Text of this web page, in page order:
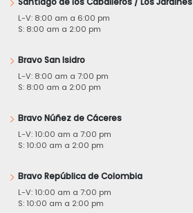
L-V: 8:00 am a 6:00 pm
S: 8:00 am a 2:00 pm
Bravo San Isidro
L-V: 8:00 am a 7:00 pm
S: 8:00 am a 2:00 pm
Bravo Núñez de Cáceres
L-V: 10:00 am a 7:00 pm
S: 10:00 am a 2:00 pm
Bravo República de Colombia
L-V: 10:00 am a 7:00 pm
S: 10:00 am a 2:00 pm